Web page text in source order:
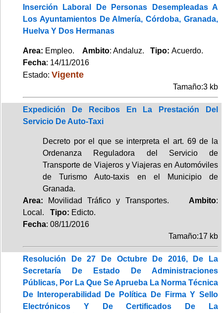
Inserción Laboral De Personas Desempleadas A
Los Ayuntamientos De Almería, Córdoba, Granada,
Huelva Y Dos Hermanas
Area: Empleo. Ambito: Andaluz. Tipo: Acuerdo.
Fecha: 14/11/2016
Estado: Vigente
Tamaño:3 kb
Expedición De Recibos En La Prestación Del
Servicio De Auto-Taxi
Decreto por el que se interpreta el art. 69 de la
Ordenanza Reguladora del Servicio de
Transporte de Viajeros y Viajeras en Automóviles
de Turismo Auto-taxis en el Municipio de
Granada.
Area: Movilidad Tráfico y Transportes. Ambito:
Local. Tipo: Edicto.
Fecha: 08/11/2016
Tamaño:17 kb
Resolución De 27 De Octubre De 2016, De La
Secretaría De Estado De Administraciones
Públicas, Por La Que Se Aprueba La Norma Técnica
De Interoperabilidad De Política De Firma Y Sello
Electrónicos Y De Certificados De La